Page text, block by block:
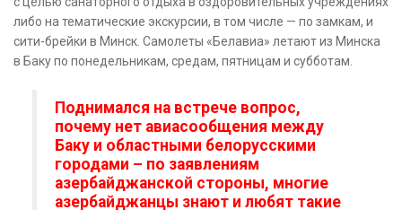
либо на тематические экскурсии, в том числе — по замкам, и
сити-брейки в Минск. Самолеты «Белавиа» летают из Минска
в Баку по понедельникам, средам, пятницам и субботам.
Поднимался на встрече вопрос,
почему нет авиасообщения между
Баку и областными белорусскими
городами – по заявлениям
азербайджанской стороны, многие
азербайджанцы знают и любят такие